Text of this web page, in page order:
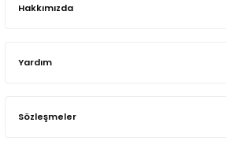
Hakkımızda
Yardım
Sözleşmeler